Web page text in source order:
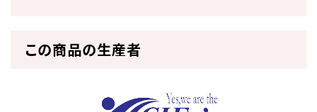
この商品の生産者